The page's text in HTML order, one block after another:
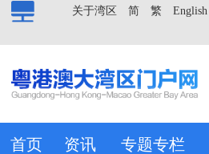
English
繁
简
关于湾区
首页 资讯 专题专栏